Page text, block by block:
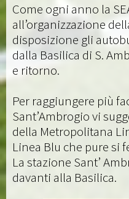
Come ogni anno la
all’organizzazione
disposizione gli
dalla Basilica di S.
e ritorno.
Per raggiungere più
Sant’Ambrogio vi
della Metropolitana
Linea Blu che pure si
La stazione Sant’
davanti alla Basilica.